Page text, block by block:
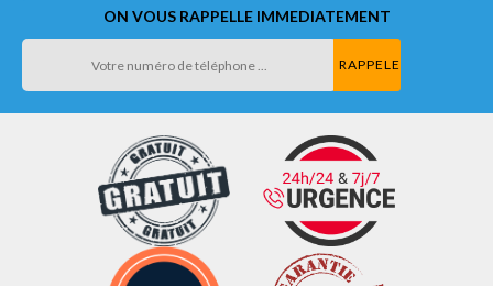
ON VOUS RAPPELLE IMMEDIATEMENT